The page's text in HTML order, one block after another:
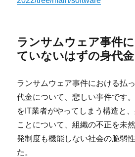
ランサムウェア事件
ていないはずの身代
ランサムウェア事件における払
代金について、悲しい事件です
をIT業者がやってしまう構造と
ことについて、組織の不正を未
発制度も機能しない社会の脆弱
た。